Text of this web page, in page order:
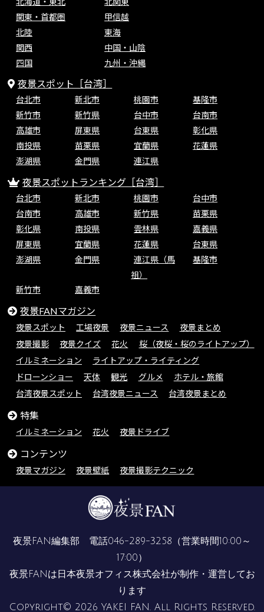
関東・首都圏
甲信越
北陸
東海
関西
中国・山陰
四国
九州・沖縄
夜景スポット［台湾］
台北市 新北市 桃園市
基隆市
新竹市
新竹県 台中市
台南市
高雄市
屏東県 台東県
彰化県
南投県
苗栗県 宜蘭県
花蓮県
澎湖県
金門県 連江県
夜景スポットランキング［台湾］
台北市 新北市 桃園市
台中市
台南市
高雄市 新竹県
苗栗県
彰化県
南投県 雲林県
嘉義県
屏東県
宜蘭県 花蓮県
台東県
澎湖県
金門県
連江県（馬
祖）
基隆市
新竹市 嘉義市
夜景FANマガジン
夜景スポット 工場夜景 夜景ニュース
夜景まとめ
夜景撮影
夜景クイズ 花火
桜（夜桜・桜のライトアップ）
イルミネーション
ライトアップ・ライティング
ドローンショー
天体 観光 グルメ
ホテル・旅館
台湾夜景スポット
台湾夜景ニュース 台湾夜景まとめ
特集
イルミネーション 花火 夜景ドライブ
コンテンツ
夜景マガジン 夜景壁紙 夜景撮影テクニック
夜景FAN編集部 電話046-289-3258 （営業時間10:00～
17:00）
夜景FANは 日本夜景オフィス株式会社が制作・運営してお
ります
Copyright© 2026 YAKEI FAN. All Rights Reserved.